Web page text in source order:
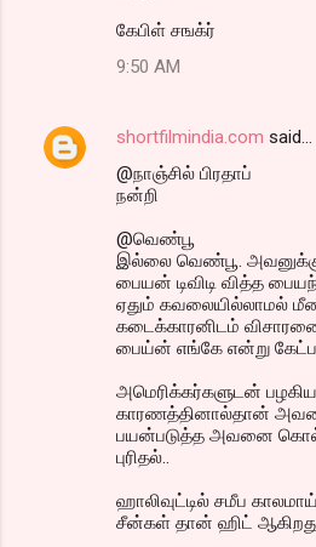
கேபிள் சஙக்ர்
9:50 AM
shortfilmindia.com said…
@நாஞ்சில் பிரதாப்
நன்றி
@வெண்பூ
இல்லை வெண்பூ. அவனுக்கு
பையன் டிவிடி வித்த
ஏதும் கவலையில்லாமல்
கடைக்காரனிடம்
பைய்ன் எங்கே என்று
அமெரிக்கர்களுடன்
காரணத்தினால்தான்
பயன்படுத்த அவனை
புரிதல்..
ஹாலிவுட்டில் சமீப
சீன்கள் தான் ஹிட்